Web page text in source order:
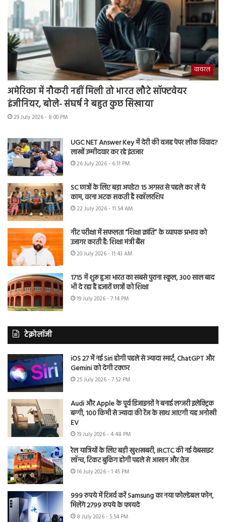
वायरल
अमेरिका में नौकरी नहीं मिली तो भारत लौटे सॉफ्टवेयर
इंजीनियर, बोले- संघर्ष ने बहुत कुछ सिखाया
29 July 2026 - 8:00 PM
UGC NET Answer Key में देरी की वजह पेपर लीक विवाद?
लाखों उम्मीदवार कर रहे इंतजार
26 July 2026 - 6:11 PM
SC छात्रों के लिए बड़ा अपडेट! 15 अगस्त से पहले कर लें ये
काम, वरना अटक सकती है स्कॉलरशिप
22 July 2026 - 11:54 AM
नीट परीक्षा में सफलता “शिक्षा क्रांति” के व्यापक प्रभाव को
उजागर करती है: शिक्षा मंत्री बैंस
20 July 2026 - 11:43 AM
1715 में शुरू हुआ भारत का सबसे पुराना स्कूल, 300 साल बाद
भी दे रहा है हजारों छात्रों को शिक्षा
19 July 2026 - 7:14 PM
टेक्नोलॉजी
iOS 27 में नई Siri होगी पहले से ज्यादा स्मार्ट, ChatGPT और
Gemini को देगी टक्कर
25 July 2026 - 7:52 PM
Audi और Apple के पूर्व डिजाइनरों ने बनाई लग्जरी इलेक्ट्रिक
बग्गी, 100 किमी से ज्यादा की रेंज के साथ आएगी यह अनोखी
EV
19 July 2026 - 4:48 PM
रेल यात्रियों के लिए बड़ी खुशखबरी, IRCTC की नई वेबसाइट
लॉन्च, टिकट बुकिंग होगी पहले से आसान और तेज
16 July 2026 - 1:45 PM
999 रुपये में रिजर्व करें Samsung का नया फोल्डेबल फोन,
मिलेंगे 2799 रुपये के फायदे
8 July 2026 - 5:54 PM